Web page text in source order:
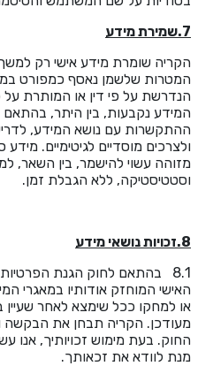
7.שמירת מידע
הקריה שומרת מידע אישי רק
המטרות שלשמן נאסף כמפורט
הנדרשת על פי דין או המותרת על
המידע נקבעות, בין היתר, בהתאם
ההתקשרות עם נושא המידע,
ולצרכים מוסדיים לגיטימיים. מידע
מזוהה עשוי להישמר, בין השאר,
וסטטיסטיקה, ללא הגבלת זמן.
8.זכויות נושאי מידע
8.1 בהתאם לחוק הגנת
האישי המוחזק אודותיו במאגרי
או למחקו ככל שימצא לאחר שעיין
מעודכן. הקריה תבחן את הבקשה
החוק. בעת מימוש זכויותיך, אנו
מנת לוודא את זכאותך.